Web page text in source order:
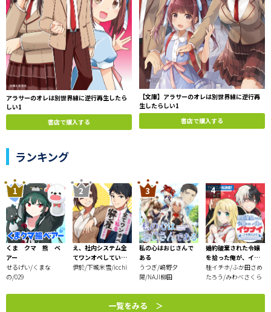
アラサーのオレは別世界線に逆行再生したら
しい1
書店で購入する
【文庫】アラサーのオレは別世界線に逆行再
生したらしい1
書店で購入する
ランキング
くま クマ 熊 ベ
アー
せるげい/くまな
の/029
え、社内システム全
てワンオペしている
私を解雇ですか？
伊於/下城米雪/icchi
私の心はおじさんで
ある
うつぎ/嶋野夕
陽/NAJI柳田
婚約破棄された令嬢
を拾った俺が、イケ
ナイことを教え込
む 〜美味しいもの
れをさせて、世界一
桂イチホ/ふか田さめ
たろう/みわべさくら
一覧をみる ＞